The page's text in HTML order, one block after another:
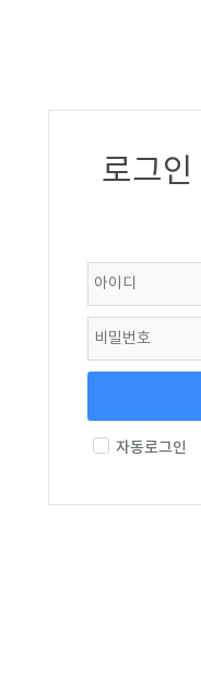
로그인
자동로그인